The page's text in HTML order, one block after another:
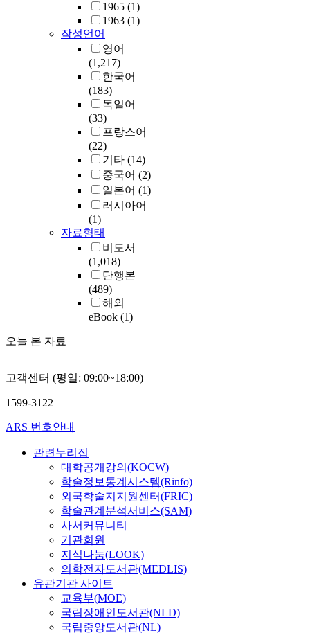
1965 (1)
1963 (1)
작성언어
영어
(1,217)
한국어
(183)
독일어
(33)
프랑스어
(22)
기타 (14)
중국어 (2)
일본어 (1)
러시아어
(1)
자료형태
비도서
(1,018)
단행본
(489)
해외
eBook (1)
오늘 본 자료
고객센터 (평일: 09:00~18:00)
1599-3122
ARS 번호안내
관련누리집
대학공개강의(KOCW)
학술정보통계시스템(Rinfo)
외국학술지지원센터(FRIC)
학술관계분석서비스(SAM)
사서커뮤니티
기관회원
지식나눔(LOOK)
의학전자도서관(MEDLIS)
유관기관 사이트
교육부(MOE)
국립장애인도서관(NLD)
국립중앙도서관(NL)